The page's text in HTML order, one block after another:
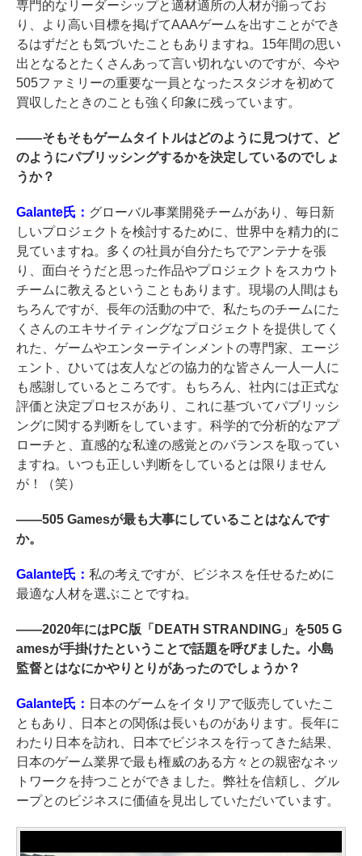
専門的なリーダーシップと適材適所の人材が揃ってお
り、より高い目標を掲げてAAAゲームを出すことができ
るはずだとも気づいたこともありますね。15年間の思い
出となるとたくさんあって言い切れないのですが、今や
505ファミリーの重要な一員となったスタジオを初めて
買収したときのことも強く印象に残っています。
――そもそもゲームタイトルはどのように見つけて、ど
のようにパブリッシングするかを決定しているのでしょ
うか？
Galante氏： グローバル事業開発チームがあり、毎日新
しいプロジェクトを検討するために、世界中を精力的に
見ていますね。多くの社員が自分たちでアンテナを張
り、面白そうだと思った作品やプロジェクトをスカウト
チームに教えるということもあります。現場の人間はも
ちろんですが、長年の活動の中で、私たちのチームにた
くさんのエキサイティングなプロジェクトを提供してく
れた、ゲームやエンターテインメントの専門家、エージ
ェント、ひいては友人などの協力的な皆さん一人一人に
も感謝しているところです。もちろん、社内には正式な
評価と決定プロセスがあり、これに基づいてパブリッシ
ングに関する判断をしています。科学的で分析的なアプ
ローチと、直感的な私達の感覚とのバランスを取ってい
ますね。いつも正しい判断をしているとは限りません
が！（笑）
――505 Gamesが最も大事にしていることはなんです
か。
Galante氏： 私の考えですが、ビジネスを任せるために
最適な人材を選ぶことですね。
――2020年にはPC版「DEATH STRANDING」を505 G
amesが手掛けたということで話題を呼びました。小島
監督とはなにかやりとりがあったのでしょうか？
Galante氏： 日本のゲームをイタリアで販売していたこ
ともあり、日本との関係は長いものがあります。長年に
わたり日本を訪れ、日本でビジネスを行ってきた結果、
日本のゲーム業界で最も権威のある方々との親密なネッ
トワークを持つことができました。弊社を信頼し、グル
ープとのビジネスに価値を見出していただいています。